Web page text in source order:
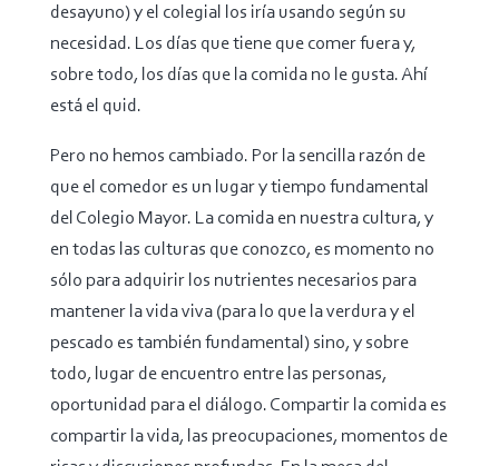
desayuno) y el colegial los iría usando según su
necesidad. Los días que tiene que comer fuera y,
sobre todo, los días que la comida no le gusta. Ahí
está el quid.
Pero no hemos cambiado. Por la sencilla razón de
que el comedor es un lugar y tiempo fundamental
del Colegio Mayor. La comida en nuestra cultura, y
en todas las culturas que conozco, es momento no
sólo para adquirir los nutrientes necesarios para
mantener la vida viva (para lo que la verdura y el
pescado es también fundamental) sino, y sobre
todo, lugar de encuentro entre las personas,
oportunidad para el diálogo. Compartir la comida es
compartir la vida, las preocupaciones, momentos de